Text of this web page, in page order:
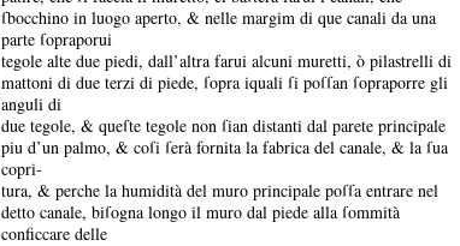
ſbocchino in luogo aperto, & nelle margim di que canali da una
parte ſopraporui
tegole alte due piedi, dall’altra farui alcuni muretti, ò pilastrelli di
mattoni di due terzi di piede, ſopra iquali ſi poſſan ſopraporre gli
anguli di
due tegole, & queſte tegole non ſian distanti dal parete principale
piu d’un palmo, & coſi ſerà fornita la fabrica del canale, & la ſua
copri-
tura, & perche la humidità del muro principale poſſa entrare nel
detto canale, biſogna longo il muro dal piede alla ſommità
conficcare delle